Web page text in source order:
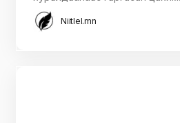
Niitlel.mn